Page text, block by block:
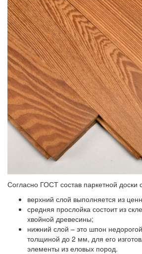
Согласно ГОСТ состав паркетной
верхний слой выполняется из
средняя прослойка состоит из
хвойной древесины;
нижний слой – это шпон
толщиной до 2 мм, для его
элементы из еловых пород.